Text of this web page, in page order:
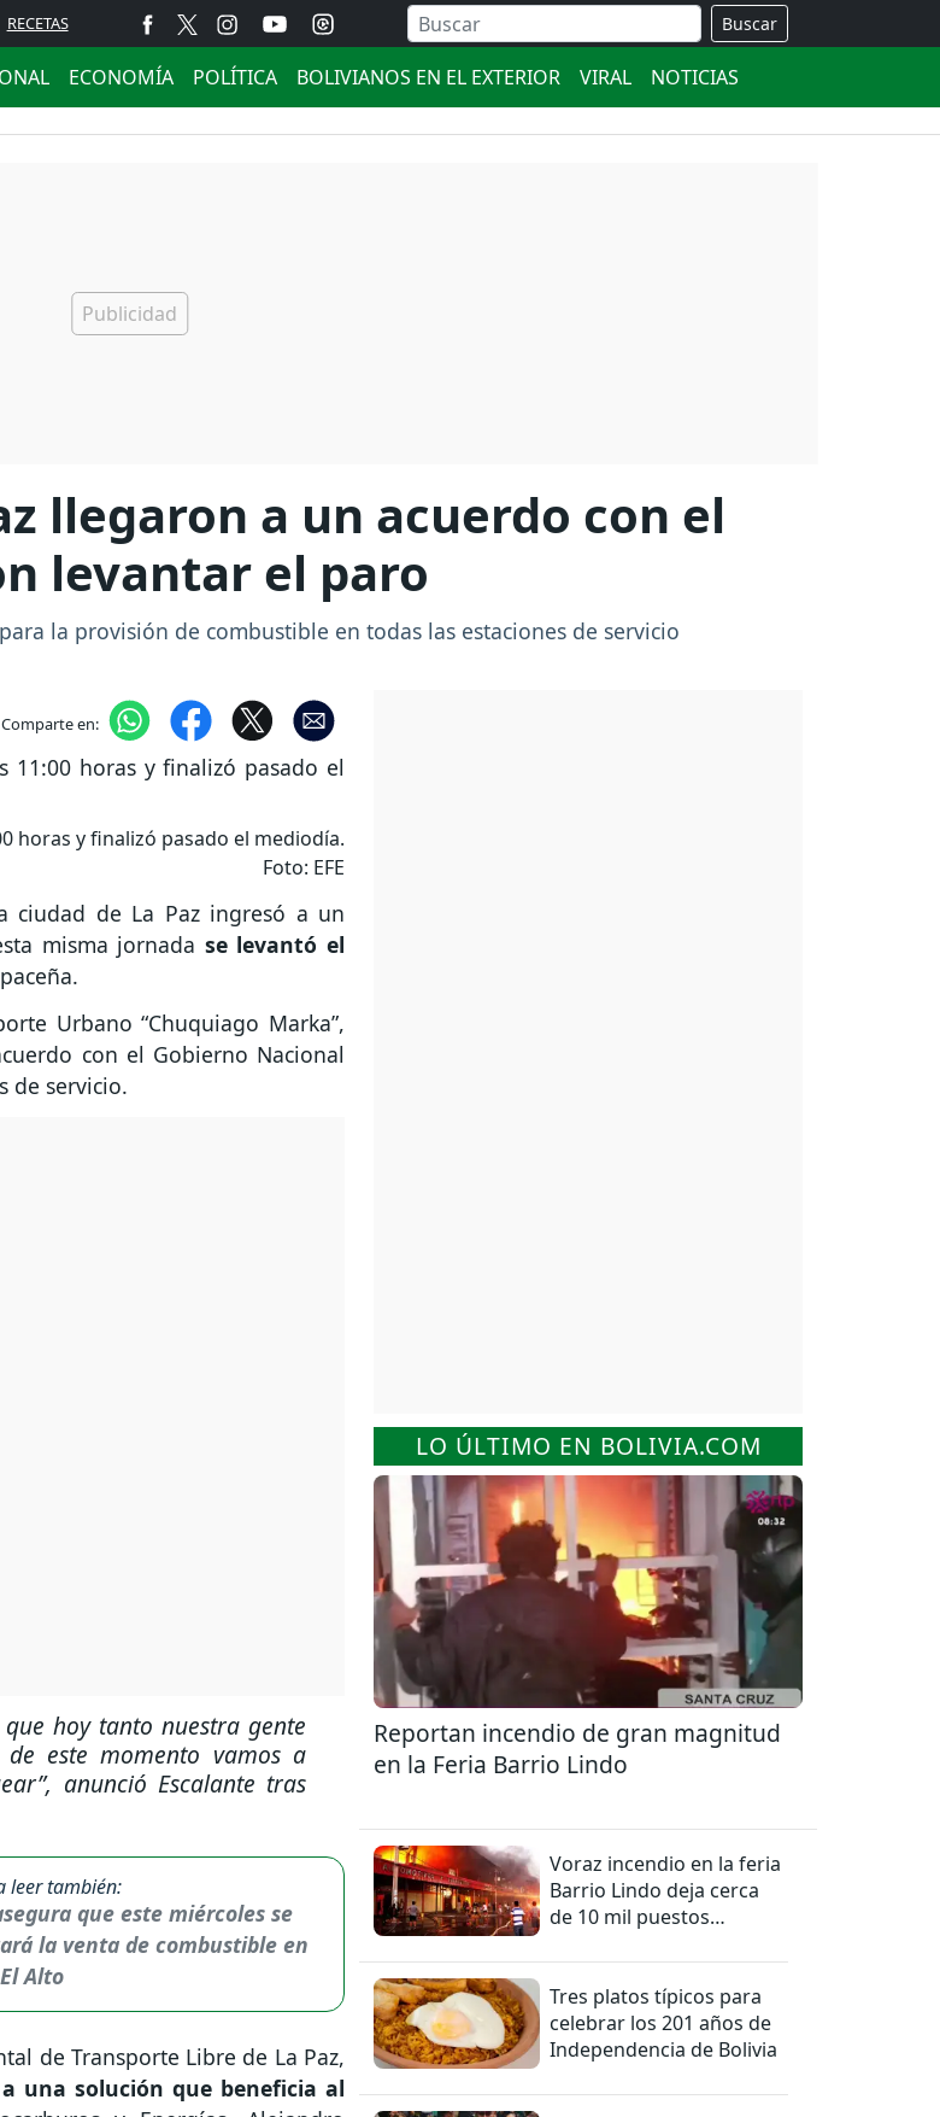
RECETAS Buscar
ECONOMÍA POLÍTICA BOLIVIANOS EN EL EXTERIOR VIRAL NOTICIAS
llegaron a un acuerdo con el
levantar el paro
la provisión de combustible en todas las estaciones de servicio
Comparte en:
horas y finalizó pasado el mediodía.
Foto: EFE
ciudad de La Paz ingresó a un
misma jornada se levantó el
Urbano “Chuquiago Marka”,
con el Gobierno Nacional
de servicio.
hoy tanto nuestra gente
este momento vamos a
, anunció Escalante tras
leer también:
que este miércoles se
la venta de combustible en
Alto
de Transporte Libre de La Paz,
una solución que beneficia al
LO ÚLTIMO EN BOLIVIA.COM
Reportan incendio de gran magnitud
en la Feria Barrio Lindo
Voraz incendio en la feria
Barrio Lindo deja cerca
de 10 mil puestos
Tres platos típicos para
celebrar los 201 años de
Independencia de Bolivia